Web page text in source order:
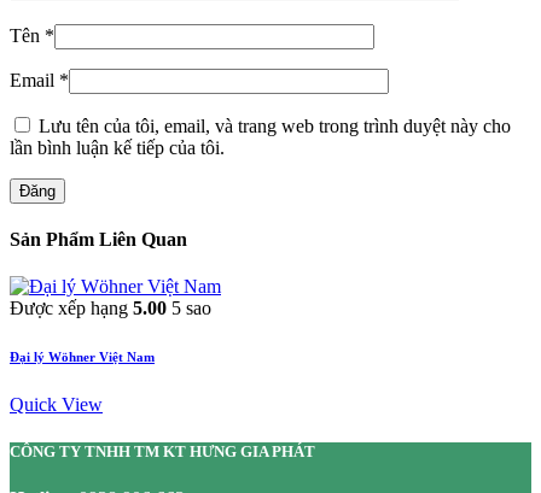
Tên *
Email *
Lưu tên của tôi, email, và trang web trong trình duyệt này cho
lần bình luận kế tiếp của tôi.
Đăng
Sản Phẩm Liên Quan
Được xếp hạng 5.00 5 sao
Đại lý Wöhner Việt Nam
Quick View
CÔNG TY TNHH TM KT HƯNG GIA PHÁT